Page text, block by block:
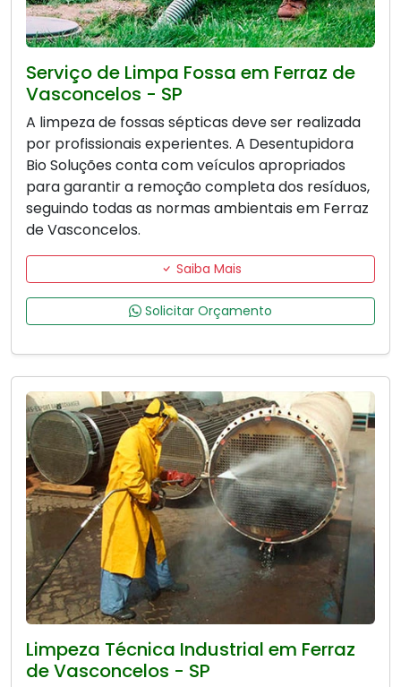
Serviço de Limpa Fossa em Ferraz de
Vasconcelos - SP
A limpeza de fossas sépticas deve ser realizada
por profissionais experientes. A Desentupidora
Bio Soluções conta com veículos apropriados
para garantir a remoção completa dos resíduos,
seguindo todas as normas ambientais em Ferraz
de Vasconcelos.
Saiba Mais
Solicitar Orçamento
Limpeza Técnica Industrial em Ferraz
de Vasconcelos - SP